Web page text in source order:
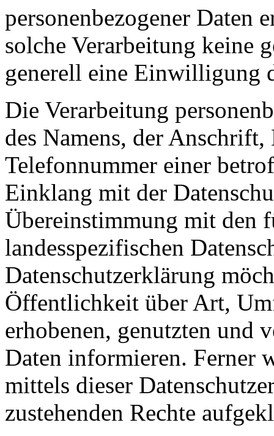
personenbezogener Daten
solche Verarbeitung keine
generell eine Einwilligung
Die Verarbeitung
des Namens, der
Telefonnummer einer
Einklang mit der
Übereinstimmung mit den
landesspezifischen
Datenschutzerklärung
Öffentlichkeit über Art,
erhobenen, genutzten und
Daten informieren. Ferner
mittels dieser
zustehenden Rechte